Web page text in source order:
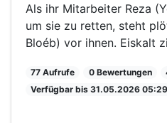
Als ihr Mitarbeiter Reza
um sie zu retten, steht
Bloéb) vor ihnen. Eiskalt
77 Aufrufe 0 Bewertungen
Verfügbar bis 31.05.2026 05:29